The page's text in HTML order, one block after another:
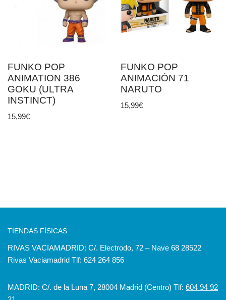
FUNKO POP
ANIMATION 386
GOKU (ULTRA
INSTINCT)
15,99€
FUNKO POP
ANIMACIÓN 71
NARUTO
15,99€
TIENDAS FÍSICAS
RIVAS VACIAMADRID: C/. Electrodo, 72 – Nave 68 28522
Rivas Vaciamadrid Tlf: 624 264 856
MADRID: C/. de la Luna 7, 28004 Madrid (Centro) Tlf: 604 94 92